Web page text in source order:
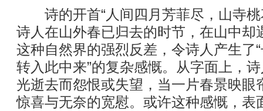
诗的开首“人间四月芳菲尽，山寺桃
诗人在山外春已归去的时节，在山中却
这种自然界的强烈反差，令诗人产生了
转入此中来”的复杂感慨。从字面上，
光逝去而怨恨或失望，当一片春景映眼
惊喜与无奈的宽慰。或许这种感慨，表